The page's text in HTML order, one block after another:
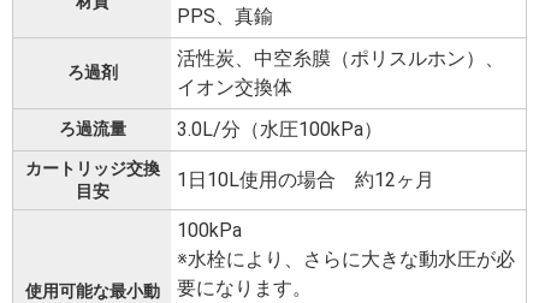
PPS、真鍮
ろ過剤
活性炭、中空糸膜（ポリスルホン）、
イオン交換体
ろ過流量 3.0L/分（水圧100kPa）
カートリッジ交換
目安
1日10L使用の場合 約12ヶ月
使用可能な最小動
100kPa
※水栓により、さらに大きな動水圧が必
要になります。